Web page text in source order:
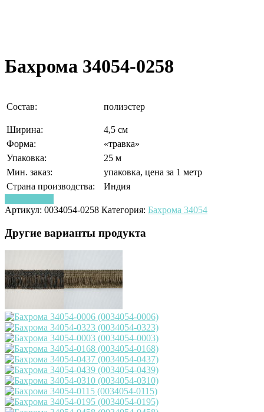
Бахрома 34054-0258
Состав: полиэстер
Ширина:
4,5 см
Форма:
«травка»
Упаковка:
25 м
Мин. заказ:
упаковка, цена за 1 метр
Страна производства:
Индия
Артикул: 0034054-0258 Категория: Бахрома 34054
Другие варианты продукта